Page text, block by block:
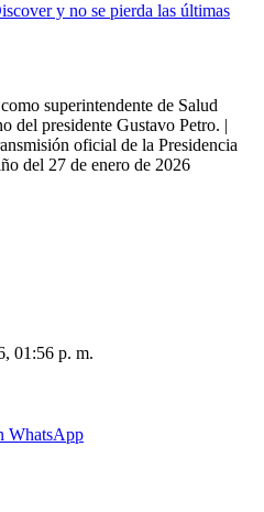
y no se pierda las últimas
superintendente de Salud
del presidente Gustavo Petro. |
oficial de la Presidencia
del 27 de enero de 2026
01:56 p. m.
WhatsApp